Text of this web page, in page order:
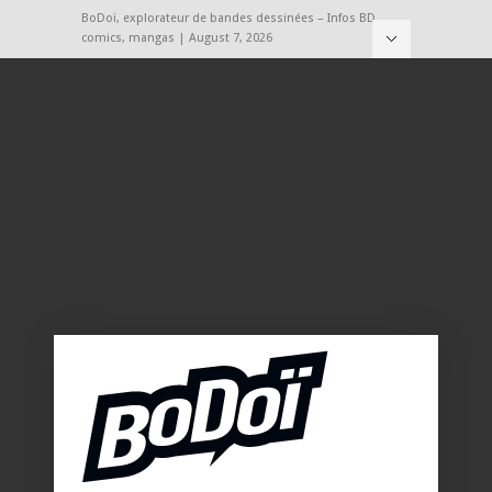
BoDoï, explorateur de bandes dessinées – Infos BD,
comics, mangas | August 7, 2026